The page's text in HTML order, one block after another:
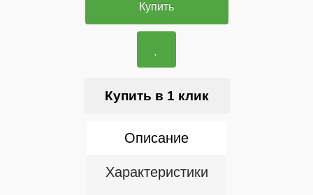
Купить
Купить в 1 клик
Описание
Характеристики